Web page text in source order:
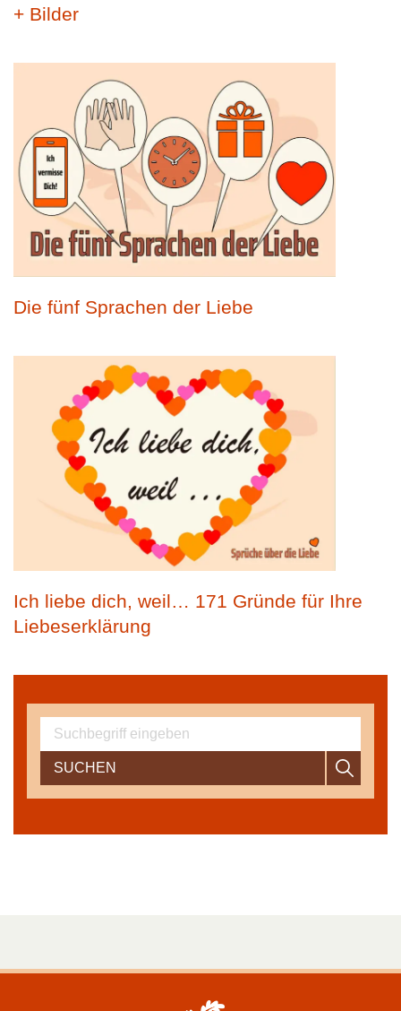
+ Bilder
Die fünf Sprachen der Liebe
Ich liebe dich, weil… 171 Gründe für Ihre
Liebeserklärung
SUCHEN